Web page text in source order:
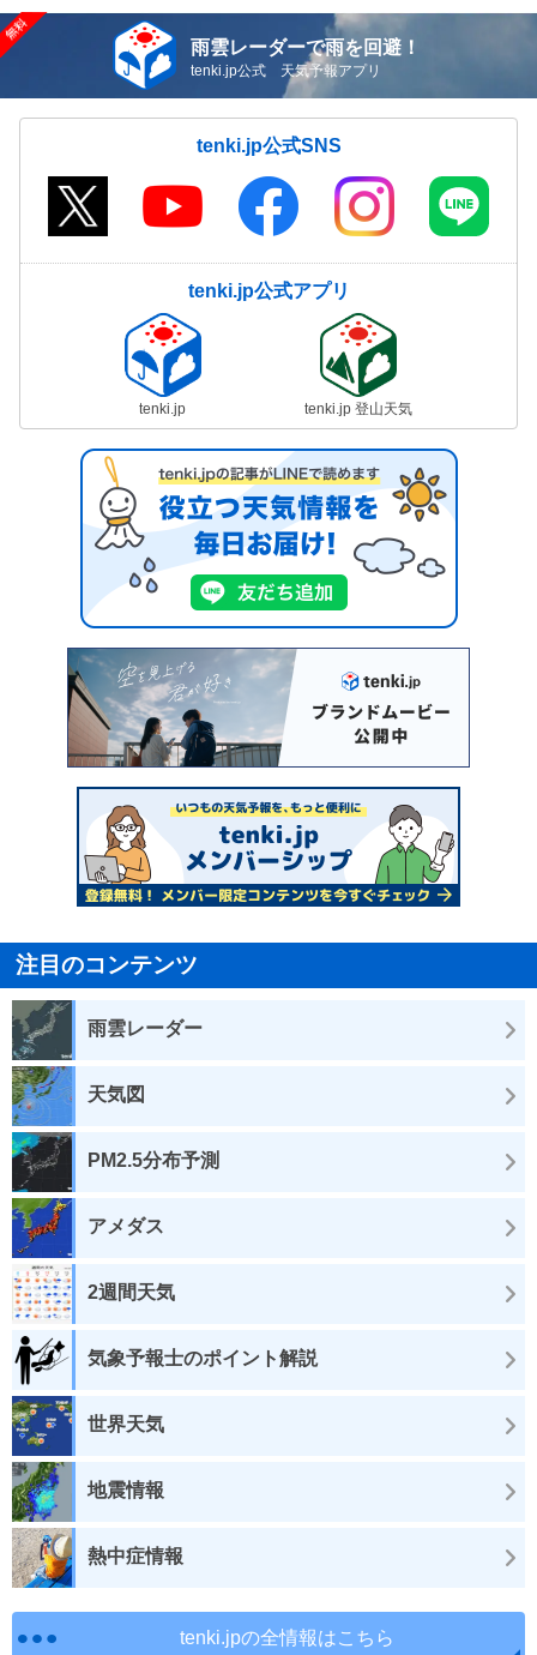
雨雲レーダーで雨を回避！
tenki.jp公式 天気予報アプリ
tenki.jp公式SNS
tenki.jp公式アプリ
tenki.jp tenki.jp 登山天気
注目のコンテンツ
雨雲レーダー
天気図
PM2.5分布予測
アメダス
2週間天気
気象予報士のポイント解説
世界天気
地震情報
熱中症情報
tenki.jpの全情報はこちら